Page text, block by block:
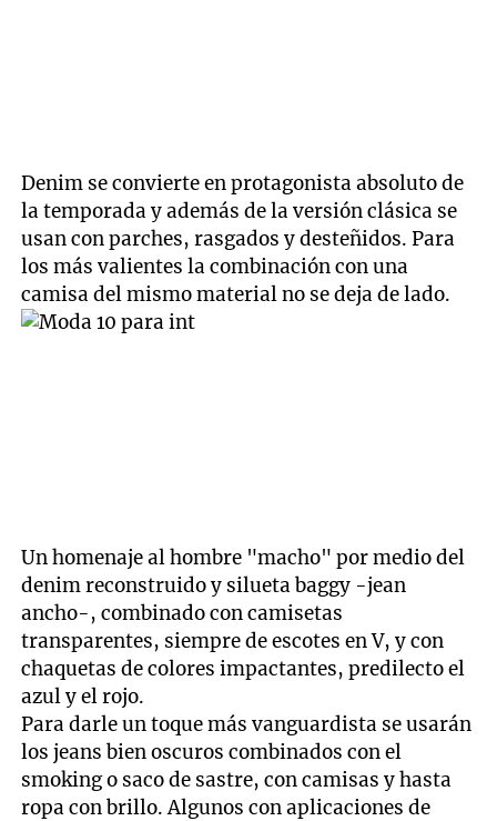
Denim se convierte en protagonista absoluto de
la temporada y además de la versión clásica se
usan con parches, rasgados y desteñidos. Para
los más valientes la combinación con una
camisa del mismo material no se deja de lado.
Un homenaje al hombre "macho" por medio del
denim reconstruido y silueta baggy -jean
ancho-, combinado con camisetas
transparentes, siempre de escotes en V, y con
chaquetas de colores impactantes, predilecto el
azul y el rojo.
Para darle un toque más vanguardista se usarán
los jeans bien oscuros combinados con el
smoking o saco de sastre, con camisas y hasta
ropa con brillo. Algunos con aplicaciones de